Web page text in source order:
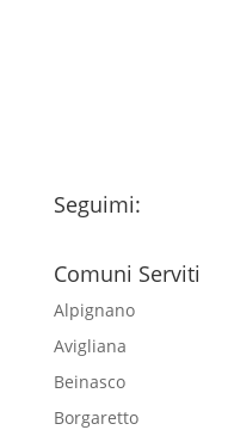
Seguimi:
Comuni Serviti
Alpignano
Avigliana
Beinasco
Borgaretto